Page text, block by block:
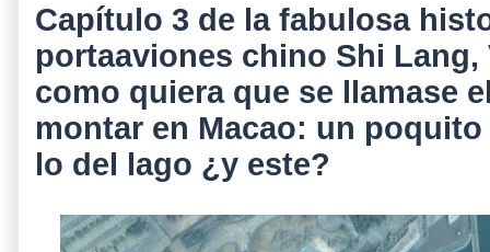
Capítulo 3 de la fabulosa
portaaviones chino Shi Lang,
como quiera que se llamase
montar en Macao: un
lo del lago ¿y este?